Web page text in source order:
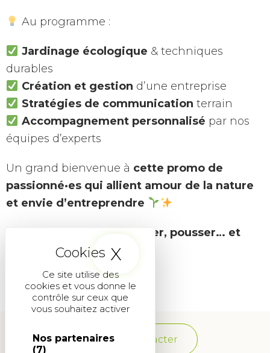
Ce site utilise des
cookies et vous donne le
contrôle sur ceux que
vous souhaitez activer
Nos partenaires
(7)
X
Au programme :
Jardinage écologique & techniques
durables
Création et gestion d’une entreprise
Stratégies de communication terrain
Accompagnement personnalisé par nos
équipes d’experts
Un grand bienvenue à cette promo de
passionné·es qui allient amour de la nature
et envie d’entreprendre
On a hâte de les voir semer, pousser… et
Nous contacter